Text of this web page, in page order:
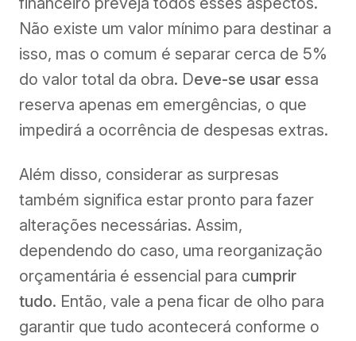
Não existe um valor mínimo para destinar a
isso, mas o comum é separar cerca de 5%
do valor total da obra. Deve-se usar essa
reserva apenas em emergências, o que
impedirá a ocorrência de despesas extras.
Além disso, considerar as surpresas
também significa estar pronto para fazer
alterações necessárias. Assim,
dependendo do caso, uma reorganização
orçamentária é essencial para cumprir
tudo. Então, vale a pena ficar de olho para
garantir que tudo acontecerá conforme o